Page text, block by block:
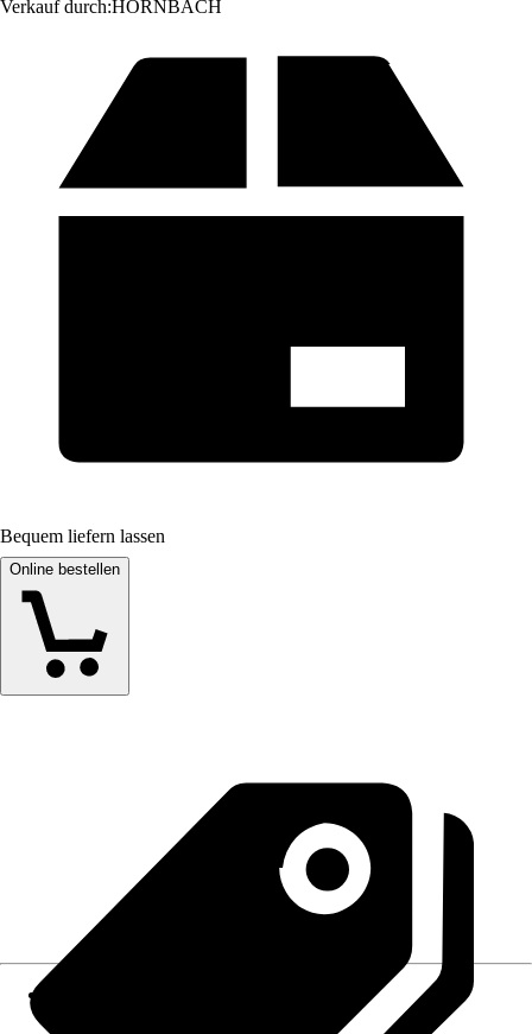
Verkauf durch:HORNBACH
Bequem liefern lassen
Online bestellen